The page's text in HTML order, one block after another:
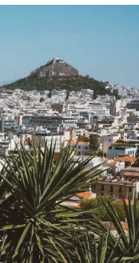
, zaškrtněte toto pole.